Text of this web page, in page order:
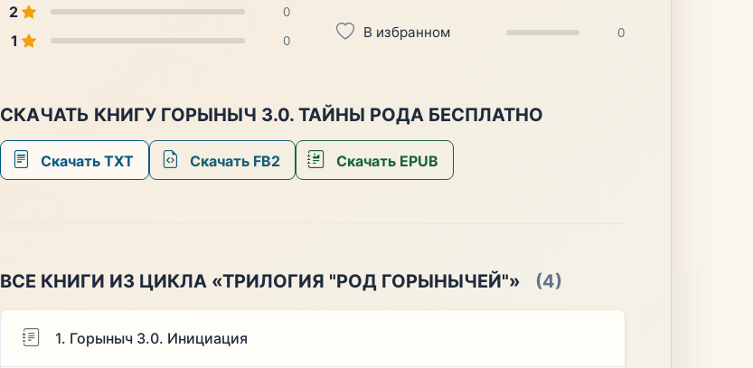
2 0
1 0 В избранном 0
СКАЧАТЬ КНИГУ ГОРЫНЫЧ 3.0. ТАЙНЫ РОДА БЕСПЛАТНО
Скачать TXT Скачать FB2 Скачать EPUB
ВСЕ КНИГИ ИЗ ЦИКЛА «ТРИЛОГИЯ "РОД ГОРЫНЫЧЕЙ"» (4)
1. Горыныч 3.0. Инициация